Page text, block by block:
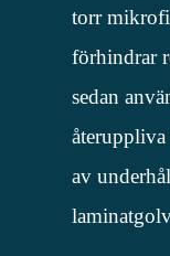
torr
förhindrar
sedan
av